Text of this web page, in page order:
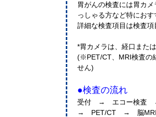
胃がんの検査には胃カ
っしゃる方など特におす
詳細な検査項目は検査項
*胃カメラは、経口また
(※PET/CT、MRI検査の
せん)
●検査の流れ
受付 → エコー検査
→ PET/CT → 脳